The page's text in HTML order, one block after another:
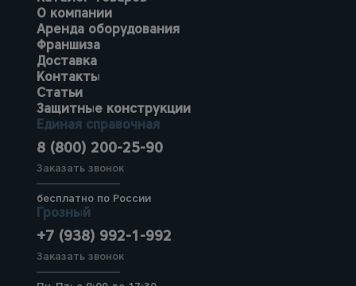
О компании
Аренда оборудования
Франшиза
Доставка
Контакты
Статьи
Защитные конструкции
Единая справочная
8 (800) 200-25-90
Заказать звонок
бесплатно по России
Грозный
+7 (938) 992-1-992
Заказать звонок